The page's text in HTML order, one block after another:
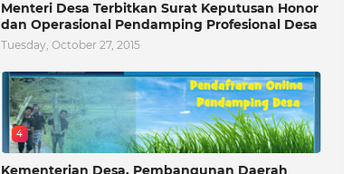
Menteri Desa Terbitkan Surat Keputusan Honor
dan Operasional Pendamping Profesional Desa
Tuesday, October 27, 2015
4
Kementerian Desa, Pembangunan Daerah